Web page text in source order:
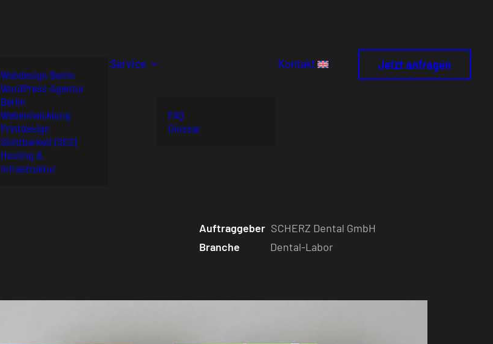
Webdesign Berlin
WordPress-Agentur
Berlin
Webentwicklung
Printdesign
Sichtbarkeit (SEO)
Hosting &
Infrastruktur
Service
FAQ
Glossar
Kontakt Jetzt anfragen
Auftraggeber SCHERZ Dental GmbH
Branche
Dental-Labor